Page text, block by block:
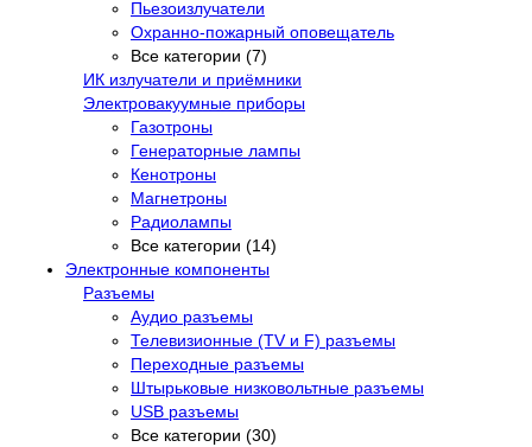
Пьезоизлучатели
Охранно-пожарный оповещатель
Все категории (7)
ИК излучатели и приёмники
Электровакуумные приборы
Газотроны
Генераторные лампы
Кенотроны
Магнетроны
Радиолампы
Все категории (14)
Электронные компоненты
Разъемы
Аудио разъемы
Телевизионные (TV и F) разъемы
Переходные разъемы
Штырьковые низковольтные разъемы
USB разъемы
Все категории (30)